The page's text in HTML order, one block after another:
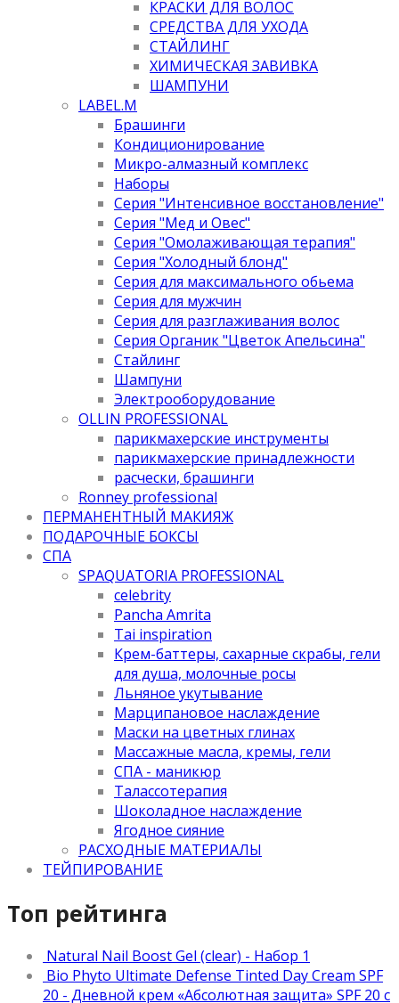
КРАСКИ ДЛЯ ВОЛОС
СРЕДСТВА ДЛЯ УХОДА
СТАЙЛИНГ
ХИМИЧЕСКАЯ ЗАВИВКА
ШАМПУНИ
LABEL.M
Брашинги
Кондиционирование
Микро-алмазный комплекс
Наборы
Серия "Интенсивное восстановление"
Серия "Мед и Овес"
Серия "Омолаживающая терапия"
Серия "Холодный блонд"
Серия для максимального обьема
Серия для мужчин
Серия для разглаживания волос
Серия Органик "Цветок Апельсина"
Стайлинг
Шампуни
Электрооборудование
OLLIN PROFESSIONAL
парикмахерские инструменты
парикмахерские принадлежности
расчески, брашинги
Ronney professional
ПЕРМАНЕНТНЫЙ МАКИЯЖ
ПОДАРОЧНЫЕ БОКСЫ
СПА
SPAQUATORIA PROFESSIONAL
celebrity
Pancha Amrita
Tai inspiration
Крем-баттеры, сахарные скрабы, гели
для душа, молочные росы
Льняное укутывание
Марципановое наслаждение
Маски на цветных глинах
Массажные масла, кремы, гели
СПА - маникюр
Талассотерапия
Шоколадное наслаждение
Ягодное сияние
РАСХОДНЫЕ МАТЕРИАЛЫ
ТЕЙПИРОВАНИЕ
Топ рейтинга
Natural Nail Boost Gel (clear) - Набор 1
Bio Phyto Ultimate Defense Tinted Day Cream SPF
20 - Дневной крем «Абсолютная защита» SPF 20 с